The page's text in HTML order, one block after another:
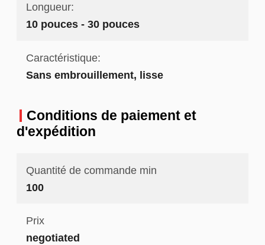
Longueur:
10 pouces - 30 pouces
Caractéristique:
Sans embrouillement, lisse
Conditions de paiement et
d'expédition
Quantité de commande min
100
Prix
negotiated